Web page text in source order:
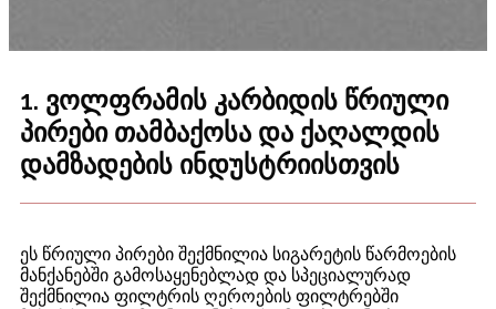
1. ვოლფრამის კარბიდის წრიული
პირები თამბაქოსა და ქაღალდის
დამზადების ინდუსტრიისთვის
ეს წრიული პირები შექმნილია სიგარეტის წარმოების
მანქანებში გამოსაყენებლად და სპეციალურად
შექმნილია ფილტრის ღეროების ფილტრებში